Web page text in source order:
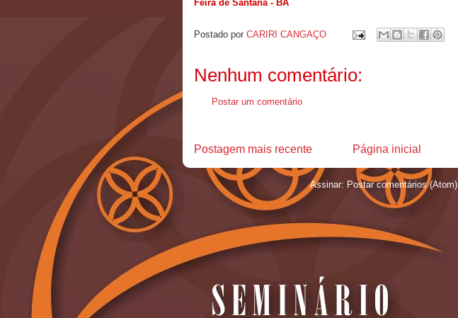
Feira de Santana - BA
Postado por CARIRI CANGAÇO
Nenhum comentário:
Postar um comentário
Postagem mais recente Página inicial
Assinar: Postar comentários (Atom)